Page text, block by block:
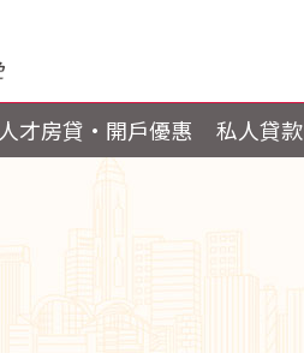
人才房貸・開戶優惠 私人貸款